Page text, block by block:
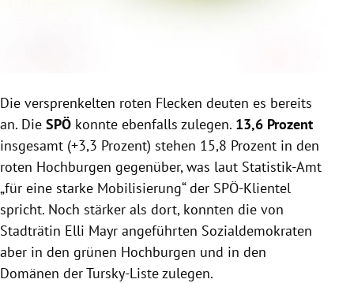
Die versprenkelten roten Flecken deuten es bereits
an. Die SPÖ konnte ebenfalls zulegen. 13,6 Prozent
insgesamt (+3,3 Prozent) stehen 15,8 Prozent in den
roten Hochburgen gegenüber, was laut Statistik-Amt
„für eine starke Mobilisierung“ der SPÖ-Klientel
spricht. Noch stärker als dort, konnten die von
Stadträtin Elli Mayr angeführten Sozialdemokraten
aber in den grünen Hochburgen und in den
Domänen der Tursky-Liste zulegen.